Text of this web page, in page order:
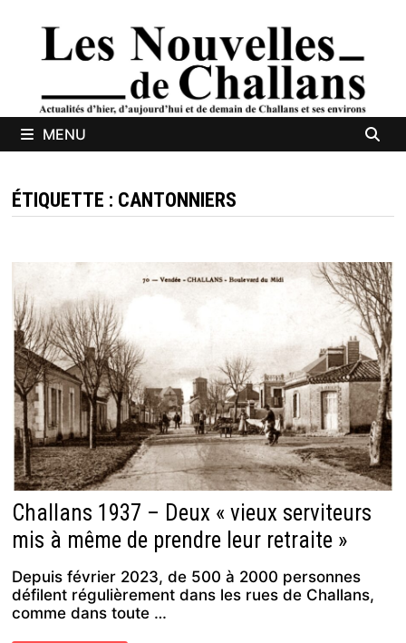
MENU
ÉTIQUETTE : CANTONNIERS
Challans 1937 – Deux « vieux serviteurs
mis à même de prendre leur retraite »
Depuis février 2023, de 500 à 2000 personnes
défilent régulièrement dans les rues de Challans,
comme dans toute …